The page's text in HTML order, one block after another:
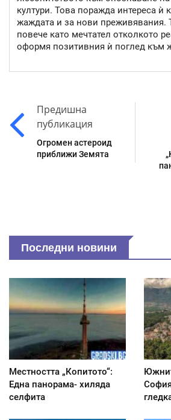
култури. Това поражда интереса ѝ
жаждата и за нови преживявания.
повече като мечтател отколкото
оформя позитивния ѝ поглед към
Предишна
публикация
Огромен астероид
приближи Земята
Последни новини
Местността „Копитото“:
Една панорама- хиляда
селфита